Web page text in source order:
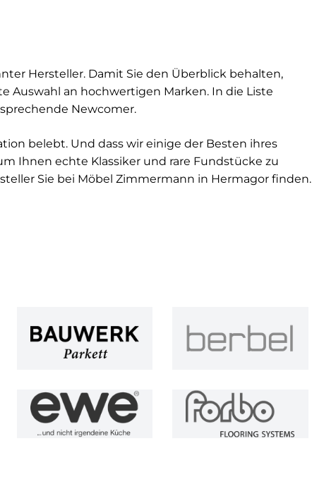
Hersteller. Damit Sie den Überblick behalten,
Auswahl an hochwertigen Marken. In die Liste
Newcomer.
belebt. Und dass wir einige der Besten ihres
Ihnen echte Klassiker und rare Fundstücke zu
Sie bei Möbel Zimmermann in Hermagor finden.